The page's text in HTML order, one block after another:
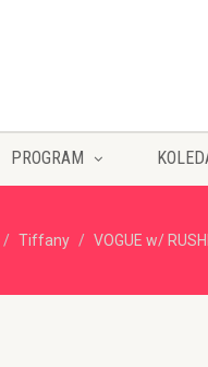
PROGRAM
Tiffany VOGUE w/